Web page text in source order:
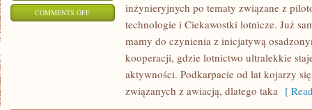
COMMENTS OFFON
LOTNICTWO
inżynieryjnych po tematy związane z
technologie i Ciekawostki lotnicze. Już
mamy do czynienia z inicjatywą
kooperacji, gdzie lotnictwo ultralekkie
aktywności. Podkarpacie od lat kojarzy
związanych z awiacją, dlatego taka [